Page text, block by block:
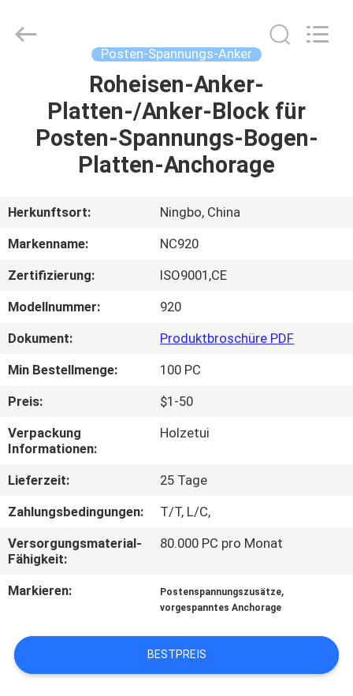
HAUSE
PRODUKTE
VIDEOS
UNS
WERKSBESICHTIGUNG
QUALITÄTSKONTROLLE
KONTAKT
UNS
NEUIGKEITEN
BITTE UM
ANGEBOT
Foundry
CO.,LTD.
Posten-Spannungs-Anker
Roheisen-Anker-
Platten-/Anker-Block für
Posten-Spannungs-Bogen-
Platten-Anchorage
Herkunftsort:
Ningbo, China
Markenname:
NC920
Zertifizierung:
ISO9001,CE
Modellnummer:
920
Dokument:
Produktbroschüre PDF
Min Bestellmenge:
100 PC
Preis:
$1-50
Verpackung
Informationen:
Holzetui
Lieferzeit:
25 Tage
Zahlungsbedingungen:
T/T, L/C,
Versorgungsmaterial-
Fähigkeit:
80.000 PC pro Monat
Markieren: Postenspannungszusätze,
vorgespanntes Anchorage
BESTPREIS